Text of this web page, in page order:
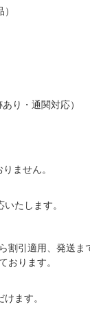
り・通関対応）
ません。
たします。
割引適用、発送
おります。
ます。